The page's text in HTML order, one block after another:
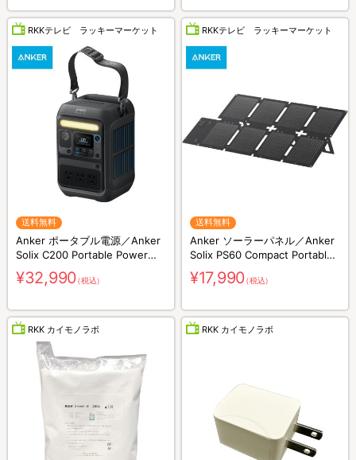
RKKテレビ ラッキーマーケット
送料無料
Anker ポータブル電源／Anker
Solix C200 Portable Power
Station／230Wh／8ポート／防
災グッズ／災害対策
¥32,990（税込）
RKKテレビ ラッキーマーケット
送料無料
Anker ソーラーパネル／Anker
Solix PS60 Compact Portable
Solar Panel／60W／防災グッズ
／災害対策
¥17,990（税込）
RKK カイモノラボ RKK カイモノラボ